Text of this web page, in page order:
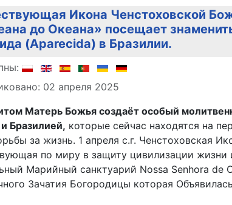
Икона Ченстоховской
до Океана» посещает
(Aparecida) в Бразилии.
о материале
02 апреля 2025
Матерь Божья создаёт особый
Бразилией, которые сейчас находятся на
за жизнь. 1 апреля с.г. Ченстоховская
по миру в защиту цивилизации жизни
Марийный санктуарий Nossa Senhora de
Зачатия Богородицы которая